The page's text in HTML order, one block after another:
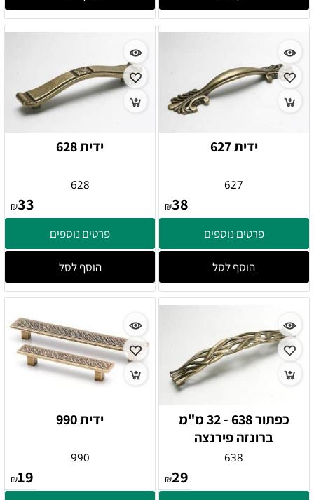
ידית 627
627
₪38
פרטים נוספים
הוסף לסל
ידית 628
628
₪33
פרטים נוספים
הוסף לסל
כפתור 638 - 32 מ"מ
ברונזה פירנצה
638
₪29
ידית 990
990
₪19